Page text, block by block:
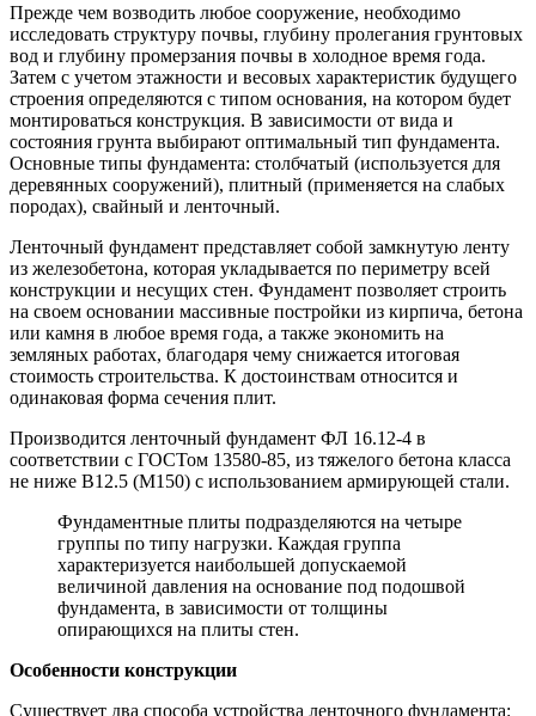
Прежде чем возводить любое сооружение, необходимо
исследовать структуру почвы, глубину пролегания грунтовых
вод и глубину промерзания почвы в холодное время года.
Затем с учетом этажности и весовых характеристик будущего
строения определяются с типом основания, на котором будет
монтироваться конструкция. В зависимости от вида и
состояния грунта выбирают оптимальный тип фундамента.
Основные типы фундамента: столбчатый (используется для
деревянных сооружений), плитный (применяется на слабых
породах), свайный и ленточный.
Ленточный фундамент представляет собой замкнутую ленту
из железобетона, которая укладывается по периметру всей
конструкции и несущих стен. Фундамент позволяет строить
на своем основании массивные постройки из кирпича, бетона
или камня в любое время года, а также экономить на
земляных работах, благодаря чему снижается итоговая
стоимость строительства. К достоинствам относится и
одинаковая форма сечения плит.
Производится ленточный фундамент ФЛ 16.12-4 в
соответствии с ГОСТом 13580-85, из тяжелого бетона класса
не ниже В12.5 (М150) с использованием армирующей стали.
Фундаментные плиты подразделяются на четыре
группы по типу нагрузки. Каждая группа
характеризуется наибольшей допускаемой
величиной давления на основание под подошвой
фундамента, в зависимости от толщины
опирающихся на плиты стен.
Особенности конструкции
Существует два способа устройства ленточного фундамента: